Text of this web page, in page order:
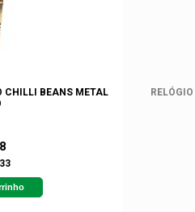
CHILLI BEANS METAL